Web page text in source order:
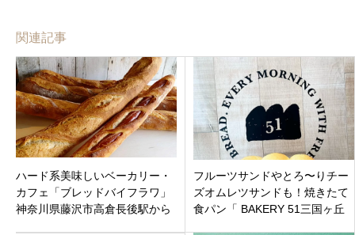
関連記事
ハード系美味しいベーカリー・
カフェ「ブレッドバイフラワ」
神奈川県藤沢市高倉長後駅から
フルーツサンドやとろ〜りチー
ズオムレツサンドも！焼きたて
食パン「 BAKERY 51三国ヶ丘